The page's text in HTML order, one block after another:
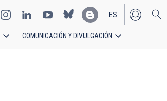
EN
ES
COMUNICACIÓN Y DIVULGACIÓN